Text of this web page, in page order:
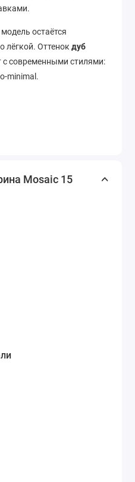
модель остаётся
лёгкой. Оттенок дуб
с современными стилями:
minimal.
— дополнительная зона
Mosaic 15